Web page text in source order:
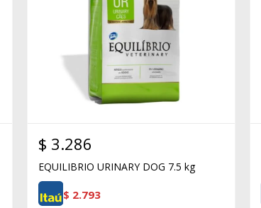
$ 3.286
EQUILIBRIO URINARY DOG 7.5 kg
$ 2.793